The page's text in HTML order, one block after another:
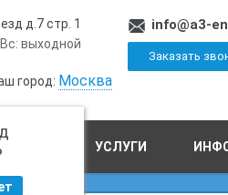
д.7 стр. 1
выходной
город: Москва
info@a3-
Заказать
УСЛУГИ